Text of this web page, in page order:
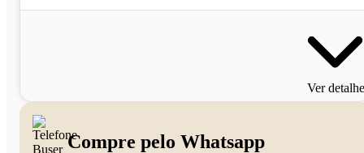
Ver
Compre pelo Whatsapp